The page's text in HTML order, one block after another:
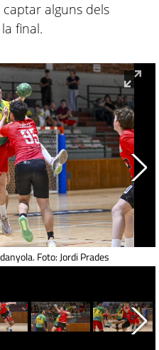
captar alguns dels
final.
Foto: Jordi Prades